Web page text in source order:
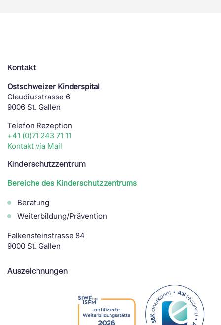
Kontakt
Ostschweizer Kinderspital
Claudiusstrasse 6
9006 St. Gallen
Telefon Rezeption
+41 (0)71 243 71 11
Kontakt via Mail
Kinderschutzzentrum
Bereiche des Kinderschutzzentrums
Beratung
Weiterbildung/Prävention
Falkensteinstrasse 84
9000 St. Gallen
Auszeichnungen